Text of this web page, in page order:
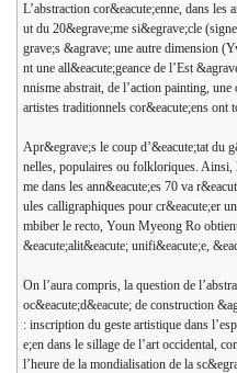
L’abstraction cor&eacute;enne, dans
ut du 20&egrave;me si&egrave;cle
grave;s &agrave; une autre dimension
nt une all&eacute;geance de l’Est
nnisme abstrait, de l’action painting,
artistes traditionnels cor&eacute;ens ont
Apr&egrave;s le coup d’&eacute;tat du
nelles, populaires ou folkloriques. Ainsi,
me dans les ann&eacute;es 70 va
ules calligraphiques pour cr&eacute;er
mbiber le recto, Youn Myeong Ro
&eacute;alit&eacute; unifi&eacute;e,
On l’aura compris, la question de
oc&eacute;d&eacute; de construction
: inscription du geste artistique dans
e;en dans le sillage de l’art occidental,
l’heure de la mondialisation de la